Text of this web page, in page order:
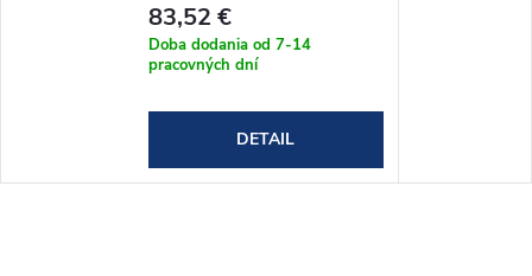
83,52 €
Doba dodania od 7-14
pracovných dní
DETAIL